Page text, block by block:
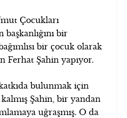
Çocukları
bir
bir çocuk olarak
Ferhat Şahin yapıyor.
bulunmak için
Şahin, bir yandan
uğraşmış. O da